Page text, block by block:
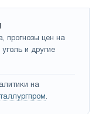
прогнозы цен на
и другие
на
.